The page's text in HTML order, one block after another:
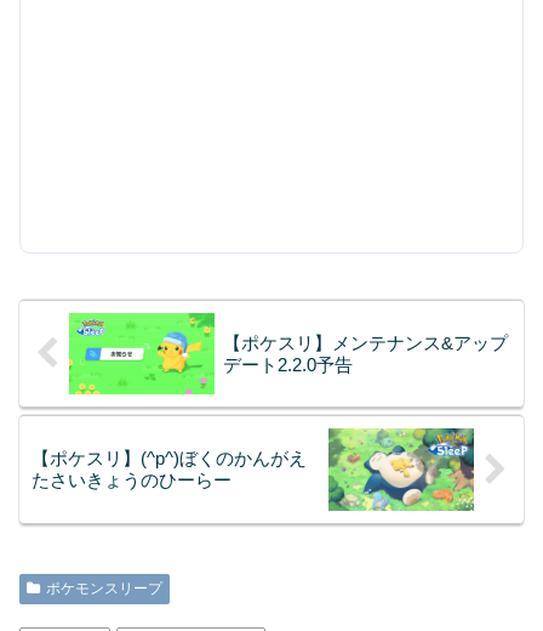
【ポケスリ】メンテナンス&アップ
デート2.2.0予告
【ポケスリ】(^p^)ぼくのかんがえ
たさいきょうのひーらー
ポケモンスリープ